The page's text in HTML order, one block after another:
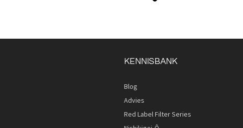
KENNISBANK
Blog
Advies
Red Label Filter Series